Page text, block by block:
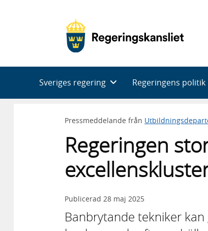
Sveriges regering Regeringens politik
Pressmeddelande från
Regeringen
Publicerad 28 maj 2025
Banbrytande tekniker